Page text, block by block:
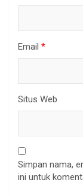
Email *
Situs Web
Simpan nama,
ini untuk